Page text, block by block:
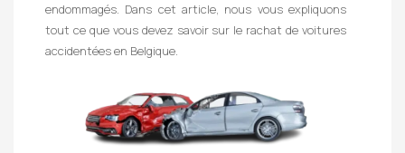
endommagés. Dans cet article, nous vous expliquons
tout ce que vous devez savoir sur le rachat de voitures
accidentées en Belgique.